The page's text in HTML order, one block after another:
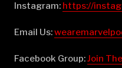
Instagram: ⁠⁠⁠⁠⁠⁠⁠⁠⁠⁠⁠⁠⁠⁠⁠⁠⁠⁠⁠⁠⁠⁠⁠⁠⁠⁠⁠⁠⁠⁠⁠⁠⁠⁠⁠⁠⁠⁠⁠⁠⁠⁠⁠⁠⁠⁠⁠⁠https://
Email Us:
Facebook Group:⁠⁠⁠⁠⁠⁠⁠⁠⁠⁠⁠⁠⁠⁠⁠⁠⁠⁠⁠⁠⁠⁠⁠⁠⁠⁠⁠⁠⁠⁠⁠⁠⁠⁠⁠⁠⁠⁠⁠⁠⁠⁠⁠⁠⁠⁠⁠⁠Join